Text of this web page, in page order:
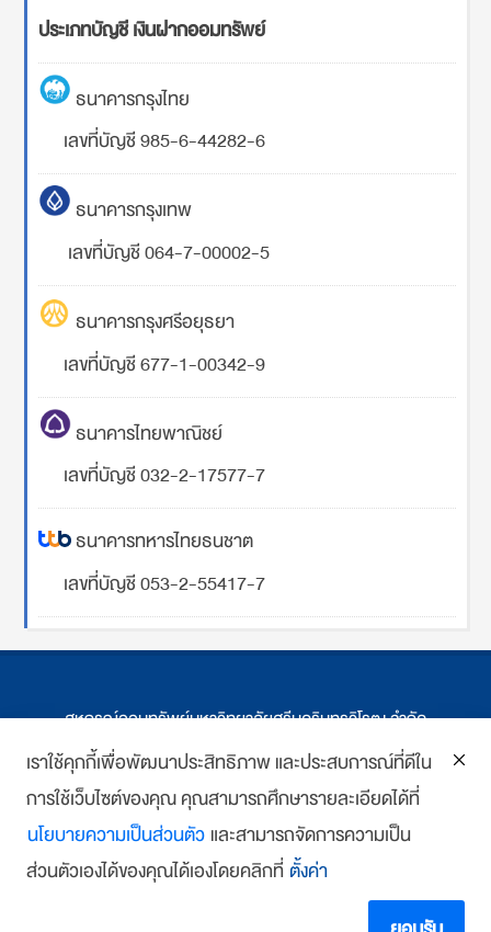
ประเภทบัญชี เงินฝากออมทรัพย์
ธนาคารกรุงไทย
เลขที่บัญชี 985-6-44282-6
ธนาคารกรุงเทพ
เลขที่บัญชี 064-7-00002-5
ธนาคารกรุงศรีอยุธยา
เลขที่บัญชี 677-1-00342-9
ธนาคารไทยพาณิชย์
เลขที่บัญชี 032-2-17577-7
ธนาคารทหารไทยธนชาต
เลขที่บัญชี 053-2-55417-7
สหกรณ์ออมทรัพย์มหาวิทยาลัยศรีนครินทรวิโรฒ จำกัด
ที่ตั้ง 114 ซ.สุขุมวิท 23 ถ.สุขุมวิท กรุงเทพฯ
โทร : 02-259-1474, 02-258-0227
โทรสาร: 02-261-5703
E-mail :we*******@*******co.th
บ้านเว็บไซต์
เราใช้คุกกี้เพื่อพัฒนาประสิทธิภาพ และประสบการณ์ที่ดีใน
การใช้เว็บไซต์ของคุณ คุณสามารถศึกษารายละเอียดได้ที่
นโยบายความเป็นส่วนตัว และสามารถจัดการความเป็น
ส่วนตัวเองได้ของคุณได้เองโดยคลิกที่ ตั้งค่า